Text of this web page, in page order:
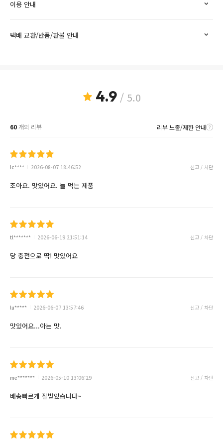
이용 안내
택배 교환/반품/환불 안내
4.9/ 5.0
60개의 리뷰 리뷰 노출/제한 안내
lc**** 2026-08-07 18:46:52 신고 / 차단
조아요. 맛있어요. 늘 먹는 제품
tl******* 2026-06-19 21:51:14 신고 / 차단
당 충전으로 딱! 맛있어요
lu***** 2026-06-07 13:57:46 신고 / 차단
맛있어요...아는 맛.
me******* 2026-05-10 13:06:29 신고 / 차단
배송빠르게 잘받았습니다~